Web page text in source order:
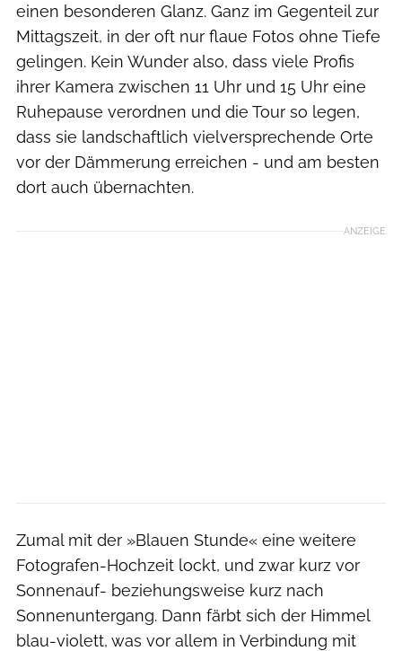
einen besonderen Glanz. Ganz im Gegenteil zur
Mittagszeit, in der oft nur flaue Fotos ohne Tiefe
gelingen. Kein Wunder also, dass viele Profis
ihrer Kamera zwischen 11 Uhr und 15 Uhr eine
Ruhepause verordnen und die Tour so legen,
dass sie landschaftlich vielversprechende Orte
vor der Dämmerung erreichen - und am besten
dort auch übernachten.
ANZEIGE
Zumal mit der »Blauen Stunde« eine weitere
Fotografen-Hochzeit lockt, und zwar kurz vor
Sonnenauf- beziehungsweise kurz nach
Sonnenuntergang. Dann färbt sich der Himmel
blau-violett, was vor allem in Verbindung mit